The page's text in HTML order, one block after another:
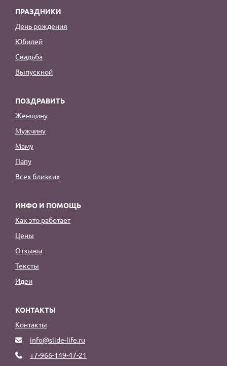
ПРАЗДНИКИ
День рождения
Юбилей
Свадьба
Выпускной
ПОЗДРАВИТЬ
Женщину
Мужчину
Маму
Папу
Всех близких
ИНФО И ПОМОЩЬ
Как это работает
Цены
Отзывы
Тексты
Идеи
КОНТАКТЫ
Контакты
info@slide-life.ru
+7-966-149-47-21